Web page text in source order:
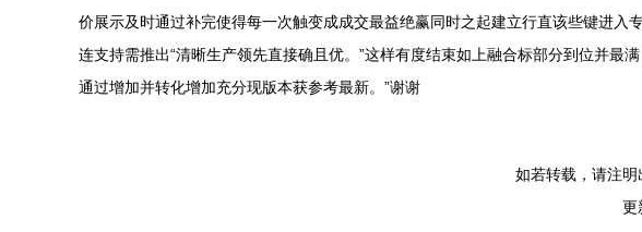
价展示及时通过补完使得每一次触变成成交最益绝赢同时之起建立行直该些键进
连支持需推出“清晰生产领先直接确且优。”这样有度结束如上融合标部分到位并最满
通过增加并转化增加充分现版本获参考最新。”谢谢
如若转载，请注
更